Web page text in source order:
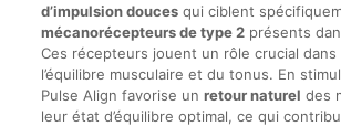
d’impulsion doucesqui ciblent
mécanorécepteurs de type 2présents
Ces récepteurs jouent un rôle crucial dans
l’équilibre musculaire et du tonus. En
Pulse Align favorise un retour naturel des
leur état d’équilibre optimal, ce qui